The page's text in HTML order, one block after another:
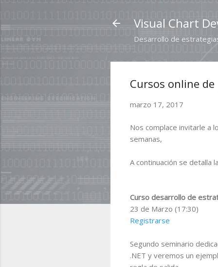
Visual Chart
Desarrollo de
Cursos online
marzo 17, 2017
Nos complace invitarle a
semanas,
A continuación se detalla
Curso desarrollo de
23 de Marzo (17:30)
Registrarse
Segundo seminario
.NET y veremos un